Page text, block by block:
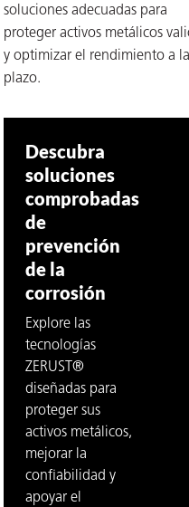
soluciones adecuadas para
proteger activos metálicos
y optimizar el rendimiento a
plazo.
Descubra
soluciones
comprobadas
de
prevención
de la
corrosión
Explore las
tecnologías
ZERUST®
diseñadas para
proteger sus
activos metálicos,
mejorar la
confiabilidad y
apoyar el